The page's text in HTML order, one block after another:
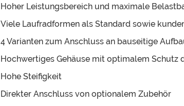
Hoher Leistungsbereich und maximale
Viele Laufradformen als Standard sowie
4 Varianten zum Anschluss an bauseitige
Hochwertiges Gehäuse mit optimalem Schutz
Hohe Steifigkeit
Direkter Anschluss von optionalem Zubehör